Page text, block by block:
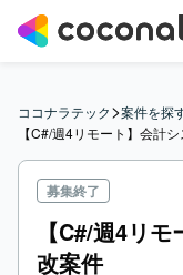
ココナラテック>案件を探
【C#/週4リモート】会計
募集終了
【C#/週4リ
改案件